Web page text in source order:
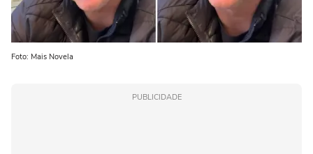
Foto: Mais Novela
PUBLICIDADE